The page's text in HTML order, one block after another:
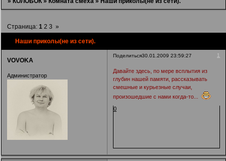
Наши приколы(не из сети).
Страница:1 2 3 »
Поделиться 1
30.01.2009 23:59:27
VOVOKA
Администратор
Давайте здесь, по мере всплытия из
глубин нашей памяти, рассказывать
смешные и курьезные случаи,
произошедшие с нами когда-то...
0